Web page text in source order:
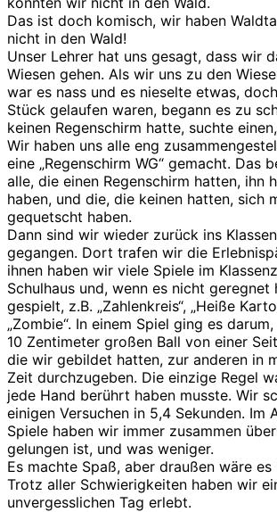
Das ist doch komisch, wir haben
nicht in den Wald!
Unser Lehrer hat uns gesagt, dass wir
Wiesen gehen. Als wir uns zu den
war es nass und es nieselte etwas,
Stück gelaufen waren, begann es zu
keinen Regenschirm hatte, suchte
Wir haben uns alle eng
eine „Regenschirm WG“ gemacht. Das
alle, die einen Regenschirm hatten, ihn
haben, und die, die keinen hatten, sich
gequetscht haben.
Dann sind wir wieder zurück ins
gegangen. Dort trafen wir die
ihnen haben wir viele Spiele im
Schulhaus und, wenn es nicht geregnet
gespielt, z.B. „Zahlenkreis“, „Heiße
„Zombie“. In einem Spiel ging es
10 Zentimeter großen Ball von einer
die wir gebildet hatten, zur anderen in
Zeit durchzugeben. Die einzige Regel
jede Hand berührt haben musste. Wir
einigen Versuchen in 5,4 Sekunden. Im
Spiele haben wir immer zusammen
gelungen ist, und was weniger.
Es machte Spaß, aber draußen wäre es
Trotz aller Schwierigkeiten haben wir
unvergesslichen Tag erlebt.